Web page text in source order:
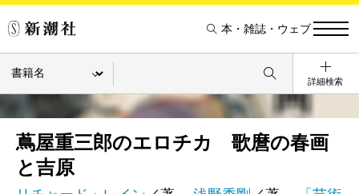
本・雑誌・ウェブ
詳細検索
蔦屋重三郎のエロチカ 歌麿の春画
と吉原